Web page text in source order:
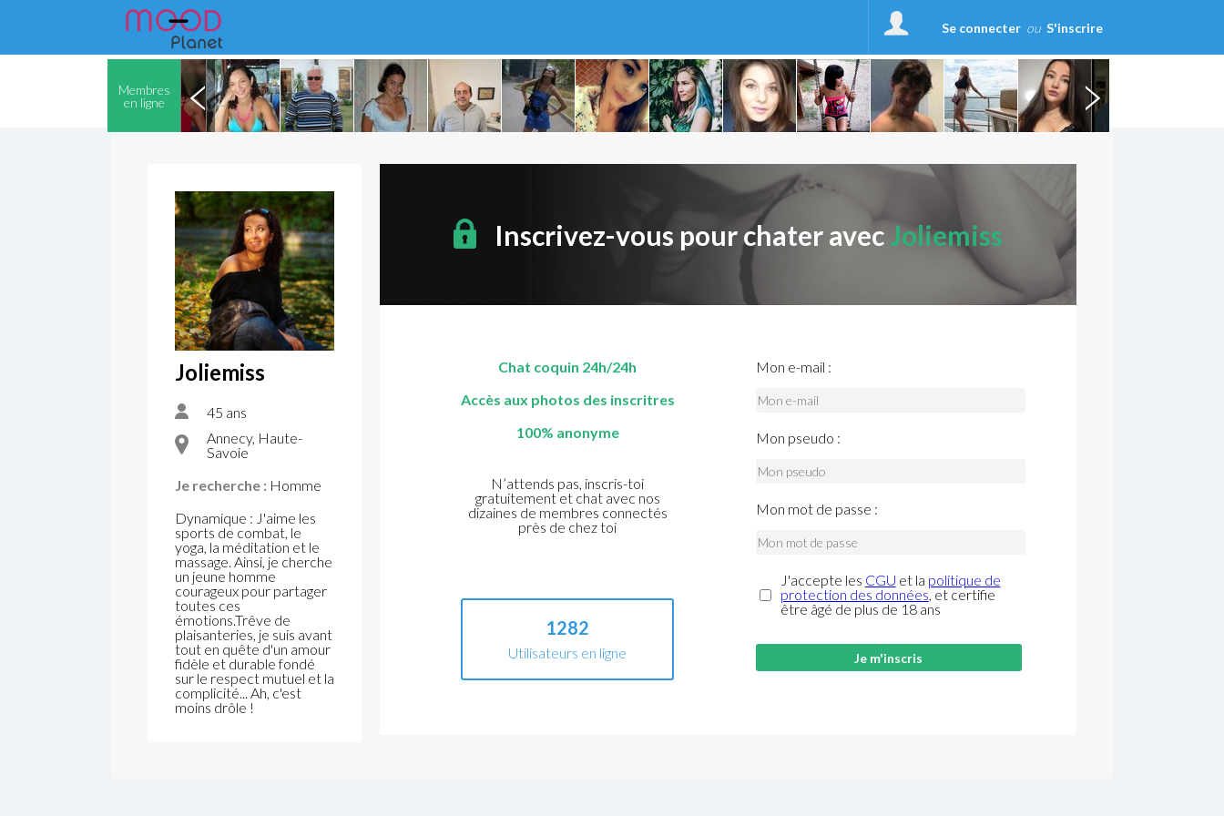
Se connecter ou S'inscrire
Membres
en ligne
Joliemiss
45 ans
Annecy, Haute-
Savoie
Je recherche : Homme
Dynamique : J'aime les
sports de combat, le
yoga, la méditation et le
massage. Ainsi, je cherche
un jeune homme
courageux pour partager
toutes ces
émotions.Trêve de
plaisanteries, je suis avant
tout en quête d'un amour
fidèle et durable fondé
sur le respect mutuel et la
complicité... Ah, c'est
moins drôle !
Inscrivez-vous pour chater avecJoliemiss
Chat coquin 24h/24h
Accès aux photos des inscritres
100% anonyme
N’attends pas, inscris-toi
gratuitement et chat avec nos
dizaines de membres connectés
près de chez toi
1282
Utilisateurs en ligne
Mon e-mail :
Mon pseudo :
Mon mot de passe :
J'accepte les CGU et la politique de
protection des données, et certifie
être âgé de plus de 18 ans